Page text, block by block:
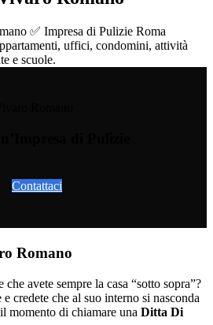
✅ Impresa di Pulizie Roma
uffici, condomini, attività
e scuole.
Contattaci
Romano
avete sempre la casa “sotto sopra”?
credete che al suo interno si nasconda
momento di chiamare una Ditta Di